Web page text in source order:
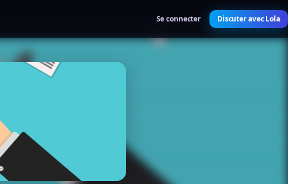
Se connecter Discuter avec Lola